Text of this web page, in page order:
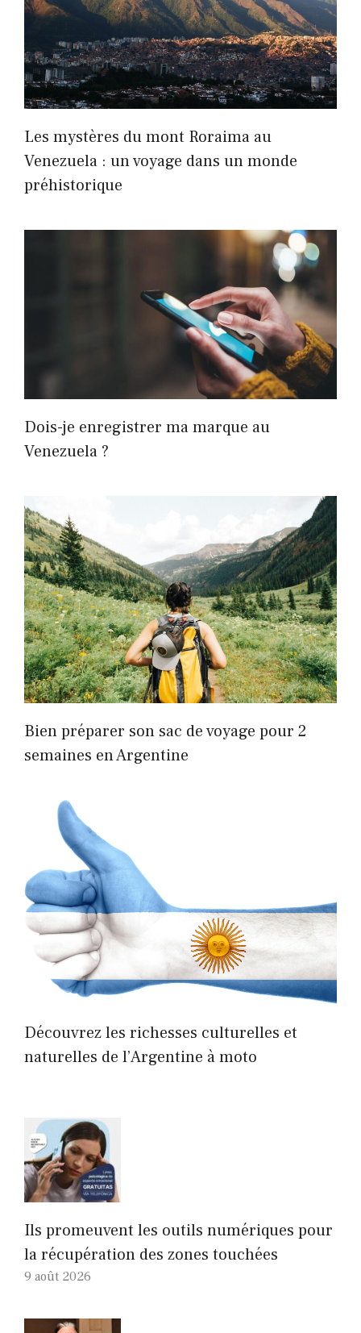
Les mystères du mont Roraima au
Venezuela : un voyage dans un monde
préhistorique
Dois-je enregistrer ma marque au
Venezuela ?
Bien préparer son sac de voyage pour 2
semaines en Argentine
Découvrez les richesses culturelles et
naturelles de l’Argentine à moto
Ils promeuvent les outils numériques pour
la récupération des zones touchées
9 août 2026